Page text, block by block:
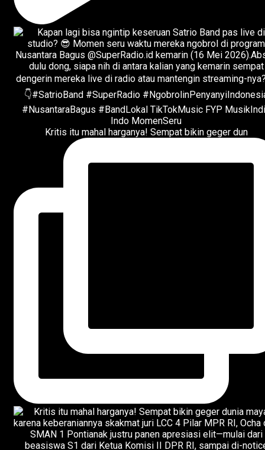
Kritis itu mahal harganya! Sempat bikin geger dun